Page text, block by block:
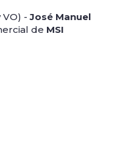
VO) -José Manuel
de MSI